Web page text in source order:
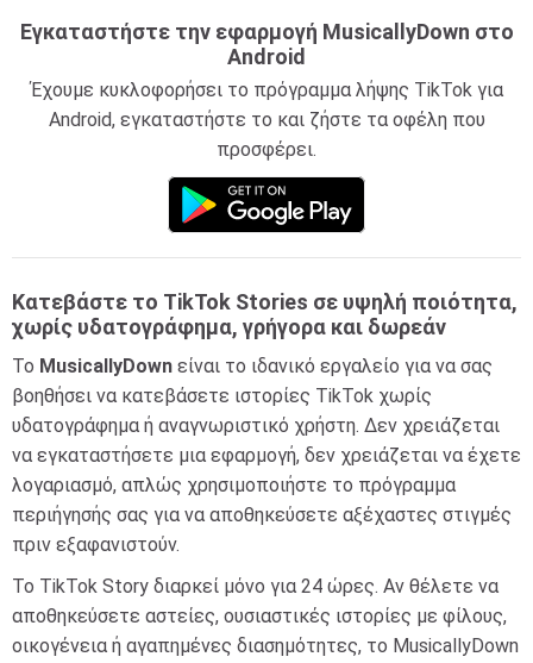
Εγκαταστήστε την εφαρμογή MusicallyDown στο
Android
Έχουμε κυκλοφορήσει το πρόγραμμα λήψης TikTok για
Android, εγκαταστήστε το και ζήστε τα οφέλη που
προσφέρει.
Κατεβάστε το TikTok Stories σε υψηλή ποιότητα,
χωρίς υδατογράφημα, γρήγορα και δωρεάν
Το MusicallyDown είναι το ιδανικό εργαλείο για να σας
βοηθήσει να κατεβάσετε ιστορίες TikTok χωρίς
υδατογράφημα ή αναγνωριστικό χρήστη. Δεν χρειάζεται
να εγκαταστήσετε μια εφαρμογή, δεν χρειάζεται να έχετε
λογαριασμό, απλώς χρησιμοποιήστε το πρόγραμμα
περιήγησής σας για να αποθηκεύσετε αξέχαστες στιγμές
πριν εξαφανιστούν.
Το TikTok Story διαρκεί μόνο για 24 ώρες. Αν θέλετε να
αποθηκεύσετε αστείες, ουσιαστικές ιστορίες με φίλους,
οικογένεια ή αγαπημένες διασημότητες, το MusicallyDown